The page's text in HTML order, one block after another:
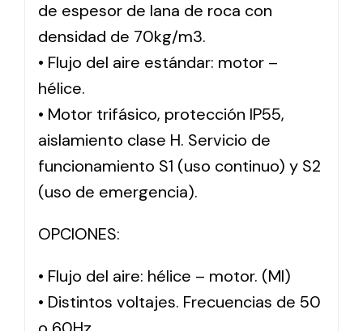
de espesor de lana de roca con
densidad de 70kg/m3.
• Flujo del aire estándar: motor –
hélice.
• Motor trifásico, protección IP55,
aislamiento clase H. Servicio de
funcionamiento S1 (uso continuo) y S2
(uso de emergencia).
OPCIONES:
• Flujo del aire: hélice – motor. (MI)
• Distintos voltajes. Frecuencias de 50